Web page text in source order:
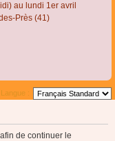
au lundi 1er avril
Près (41)
Langue :
de continuer le